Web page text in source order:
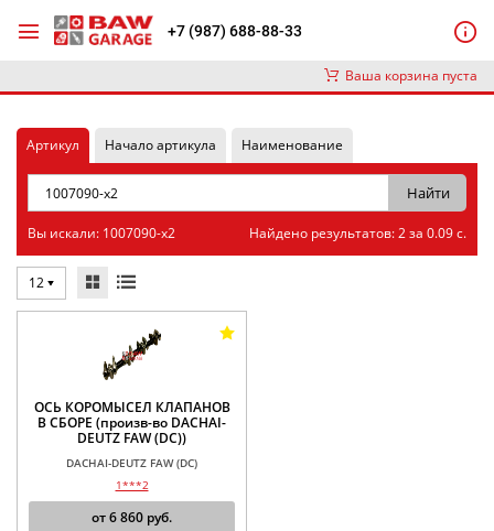
+7 (987) 688-88-33
Ваша корзина пуста
Артикул Начало артикула Наименование
Вы искали: 1007090-x2 Найдено результатов: 2 за 0.09 с.
12
ОСЬ КОРОМЫСЕЛ КЛАПАНОВ
В СБОРЕ (произв-во DACHAI-
DEUTZ FAW (DC))
DACHAI-DEUTZ FAW (DC)
1***2
от6 860 руб.